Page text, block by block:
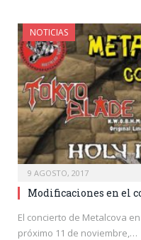
NOTICIAS
9 AGOSTO, 2017
Modificaciones en el
El concierto de Metalcova
próximo 11 de noviembre,…